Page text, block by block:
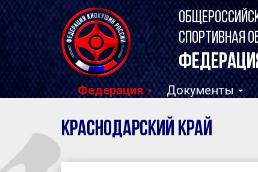
СПОРТИВНАЯ
Федерация Документы
Краснодарский край